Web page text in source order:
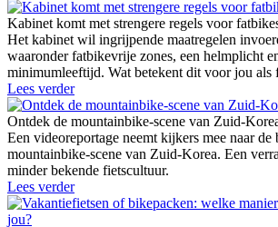
Kabinet komt met strengere regels voor
Het kabinet wil ingrijpende maatregelen
waaronder fatbikevrije zones, een helmplicht
minimumleeftijd. Wat betekent dit voor jou als
Lees verder
Ontdek de mountainbike-scene van Zuid-
Een videoreportage neemt kijkers mee naar de
mountainbike-scene van Zuid-Korea. Een
minder bekende fietscultuur.
Lees verder